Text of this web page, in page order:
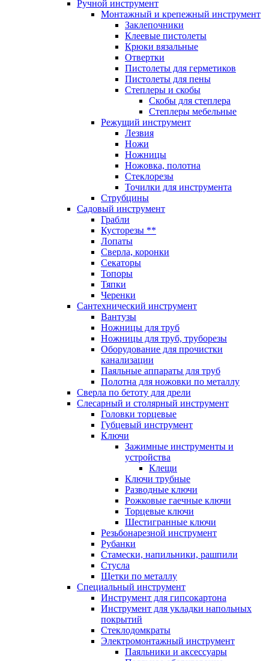
Ручной инструмент
Монтажный и крепежный инструмент
Заклепочники
Клеевые пистолеты
Крюки вязальные
Отвертки
Пистолеты для герметиков
Пистолеты для пены
Степлеры и скобы
Скобы для степлера
Степлеры мебельные
Режущий инструмент
Лезвия
Ножи
Ножницы
Ножовка, полотна
Стеклорезы
Точилки для инструмента
Струбцины
Садовый инструмент
Грабли
Кусторезы **
Лопаты
Сверла, коронки
Секаторы
Топоры
Тяпки
Черенки
Сантехнический инструмент
Вантузы
Ножницы для труб
Ножницы для труб, труборезы
Оборудование для прочистки
канализации
Паяльные аппараты для труб
Полотна для ножовки по металлу
Сверла по бетоту для дрели
Слесарный и столярный инструмент
Головки торцевые
Губцевый инструмент
Ключи
Зажимные инструменты и
устройства
Клещи
Ключи трубные
Разводные ключи
Рожковые гаечные ключи
Торцевые ключи
Шестигранные ключи
Резьбонарезной инструмент
Рубанки
Стамески, напильники, рашпили
Стусла
Щетки по металлу
Специальный инструмент
Инструмент для гипсокартона
Инструмент для укладки напольных
покрытий
Стеклодомкраты
Электромонтажный инструмент
Паяльники и аксессуары